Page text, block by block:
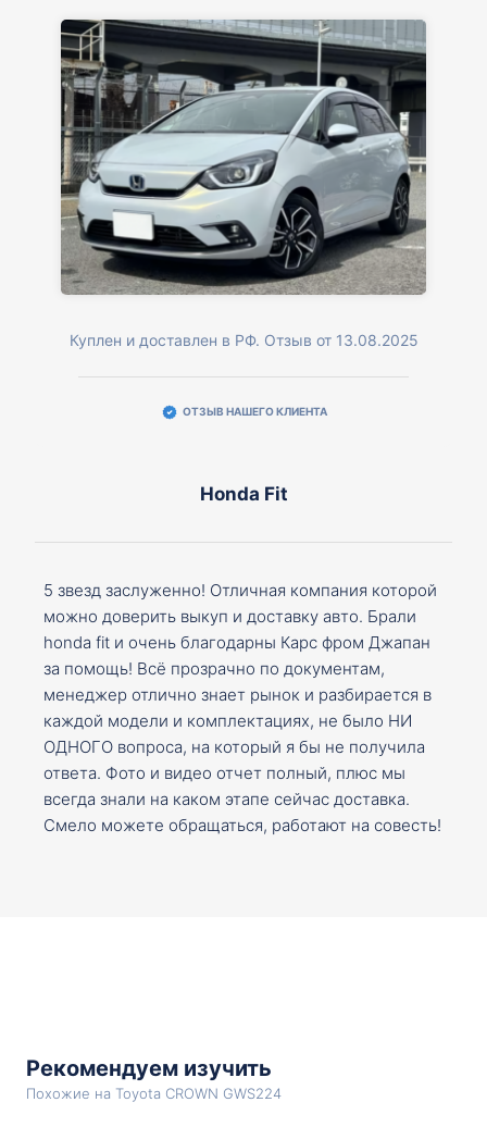
Куплен и доставлен в РФ. Отзыв от 13.08.2025
ОТЗЫВ НАШЕГО КЛИЕНТА
Honda Fit
5 звезд заслуженно! Отличная компания которой
можно доверить выкуп и доставку авто. Брали
honda fit и очень благодарны Карс фром Джапан
за помощь! Всё прозрачно по документам,
менеджер отлично знает рынок и разбирается в
каждой модели и комплектациях, не было НИ
ОДНОГО вопроса, на который я бы не получила
ответа. Фото и видео отчет полный, плюс мы
всегда знали на каком этапе сейчас доставка.
Смело можете обращаться, работают на совесть!
Рекомендуем изучить
Похожие на Toyota CROWN GWS224